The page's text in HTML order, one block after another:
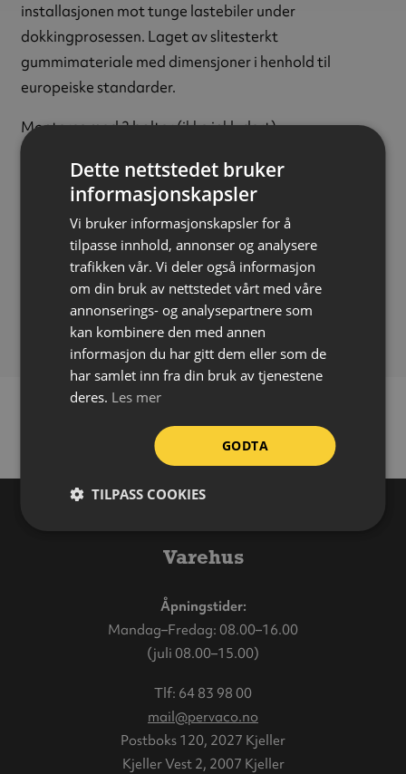
installasjonen mot tunge lastebiler under
dokkingprosessen. Laget av slitesterkt
gummimateriale med dimensjoner i henhold til
europeiske standarder.
Monteres med 2 bolter (ikke inkludert).
Sort
Materiale:Gummi
Tykkelse: 100 mm
Høyde:500 mm
Bredde:250 mm
15 kg
Monteringshull: 2 x Ø20 mm
Varehus
Åpningstider:
Mandag–Fredag: 08.00–16.00
(juli 08.00–15.00)
Tlf: 64 83 98 00
mail@pervaco.no
Postboks 120, 2027 Kjeller
Kjeller Vest 2, 2007 Kjeller
Dette nettstedet bruker
informasjonskapsler
Vi bruker informasjonskapsler for å
tilpasse innhold, annonser og analysere
trafikken vår. Vi deler også informasjon
om din bruk av nettstedet vårt med våre
annonserings- og analysepartnere som
kan kombinere den med annen
informasjon du har gitt dem eller som de
har samlet inn fra din bruk av tjenestene
deres. Les mer
GODTA
TILPASS COOKIES